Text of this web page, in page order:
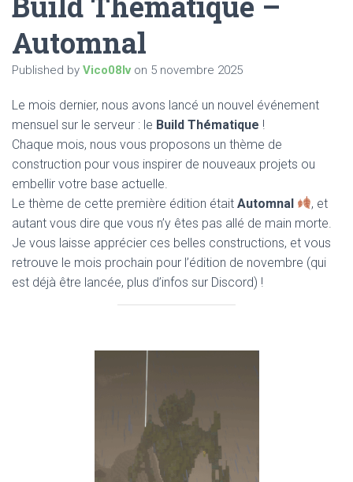
Automnal
Published by Vico08lv on 5 novembre 2025
Le mois dernier, nous avons lancé un nouvel événement
mensuel sur le serveur : le Build Thématique !
Chaque mois, nous vous proposons un thème de
construction pour vous inspirer de nouveaux projets ou
embellir votre base actuelle.
Le thème de cette première édition était Automnal
, et
autant vous dire que vous n’y êtes pas allé de main morte.
Je vous laisse apprécier ces belles constructions, et vous
retrouve le mois prochain pour l’édition de novembre (qui
est déjà être lancée, plus d’infos sur Discord) !